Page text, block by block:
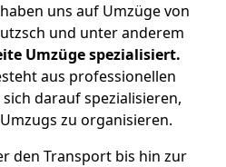
uns auf Umzüge von
und unter anderem
Umzüge spezialisiert.
aus professionellen
darauf spezialisieren,
zu organisieren.
den Transport bis hin zur